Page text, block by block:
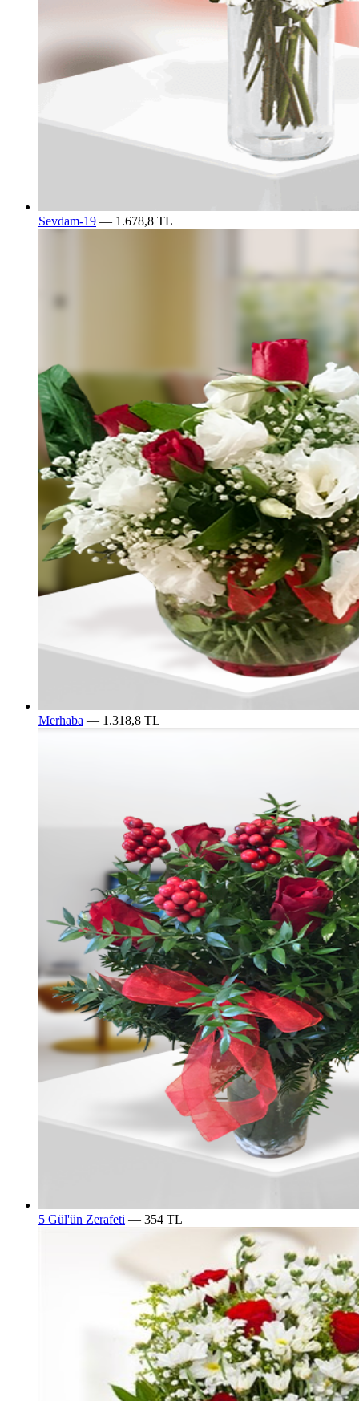
Sevdam-19 — 1.678,8 TL
Merhaba — 1.318,8 TL
5 Gül'ün Zerafeti — 354 TL